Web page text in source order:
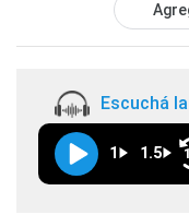
Escuchá
1 1.5